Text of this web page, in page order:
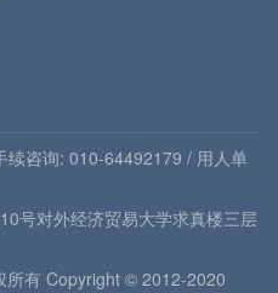
咨询: 010-64492179 / 用人单
号对外经济贸易大学求真楼三层
所有 Copyright © 2012-2020